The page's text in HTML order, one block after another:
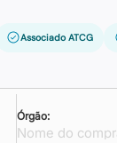
Associado ATCG
Órgão: